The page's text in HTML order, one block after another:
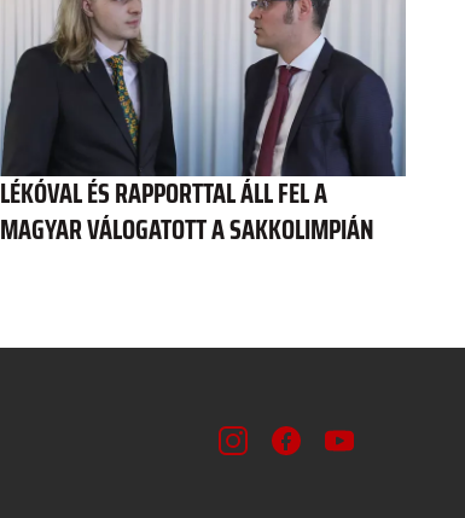
LÉKÓVAL ÉS RAPPORTTAL ÁLL FEL A
MAGYAR VÁLOGATOTT A SAKKOLIMPIÁN